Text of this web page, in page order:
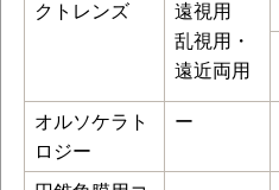
クトレンズ
遠視用
乱視用・
遠近両用
オルソケラト
ロジー
ー